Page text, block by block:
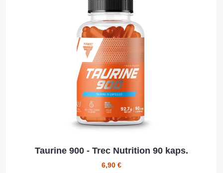
Taurine 900 - Trec Nutrition 90 kaps.
6,90 €